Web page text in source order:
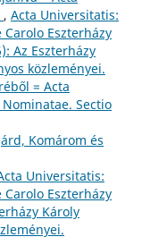
, Acta Universitatis:
Eszterházy
Az Eszterházy
közleményei.
= Acta
Sectio
Komárom és
Universitatis:
Eszterházy
Károly